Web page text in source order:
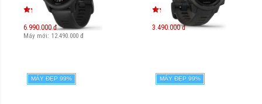
6.990.000 đ
Máy mới: 12.490.000 đ
3.490.000 đ
MÁY ĐẸP 99% MÁY ĐẸP 99%